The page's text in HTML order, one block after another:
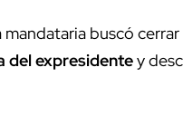
mandataria buscó
del expresidentey